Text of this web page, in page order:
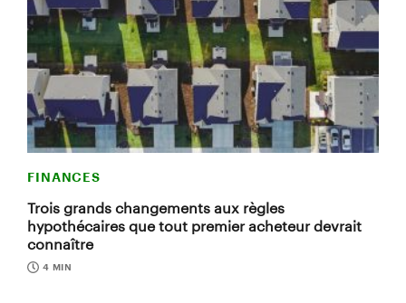
FINANCES
Trois grands changements aux règles
hypothécaires que tout premier acheteur devrait
connaître
4 MIN